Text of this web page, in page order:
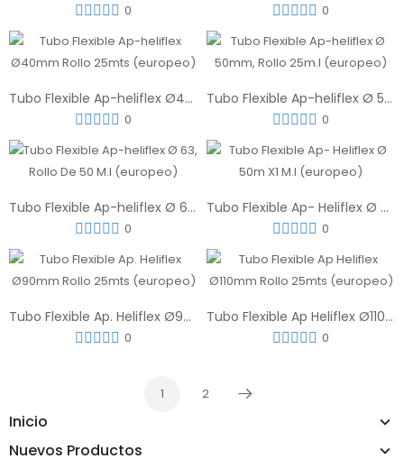
Inicio
Nuevos Productos
0 0
Tubo Flexible Ap-heliflex Ø40mm Rollo 25mts (europeo)
0
Tubo Flexible Ap-heliflex Ø 50mm, Rollo 25m.l (europeo)
0
Tubo Flexible Ap-heliflex Ø 63, Rollo De 50 M.l (europeo)
0
Tubo Flexible Ap- Heliflex Ø 50m X1 M.l (europeo)
0
Tubo Flexible Ap. Heliflex Ø90mm Rollo 25mts (europeo)
0
Tubo Flexible Ap Heliflex Ø110mm Rollo 25mts (europeo)
0
1 2
Próximo